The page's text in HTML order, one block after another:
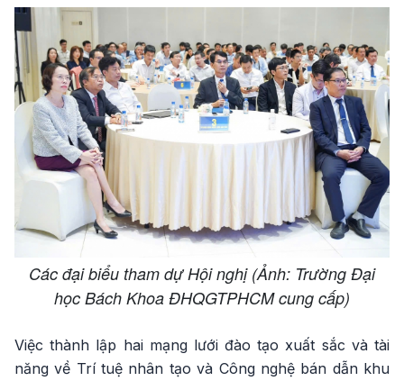
Các đại biểu tham dự Hội nghị (Ảnh: Trường Đại
học Bách Khoa ĐHQGTPHCM cung cấp)
Việc thành lập hai mạng lưới đào tạo xuất sắc và tài
năng về Trí tuệ nhân tạo và Công nghệ bán dẫn khu